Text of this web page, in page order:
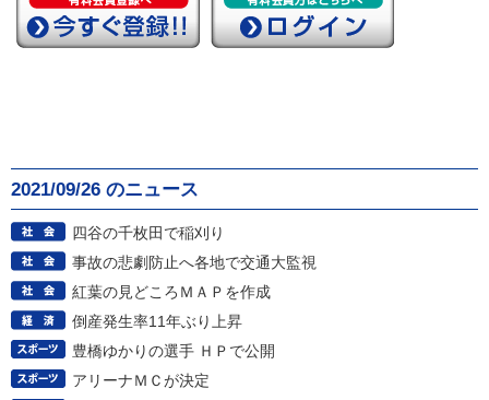
2021/09/26 のニュース
四谷の千枚田で稲刈り
事故の悲劇防止へ各地で交通大監視
紅葉の見どころＭＡＰを作成
倒産発生率11年ぶり上昇
豊橋ゆかりの選手 ＨＰで公開
アリーナＭＣが決定